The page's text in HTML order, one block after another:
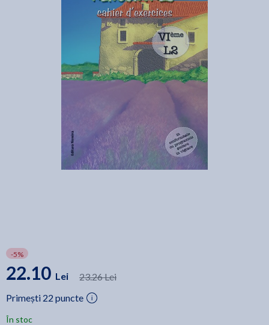
-5%
22.10 Lei
23.26 Lei
Primești 22 puncte
În stoc